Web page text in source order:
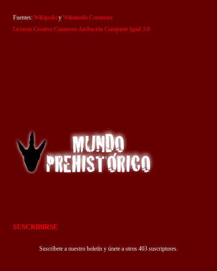
Fuentes: Wikipediay Wikimedia Commons
Licencia Creative Commons Atribución Compartir Igual 3.0
SUSCRIBIRSE
Suscríbete a nuestro boletín y únete a otros 403 suscriptores.